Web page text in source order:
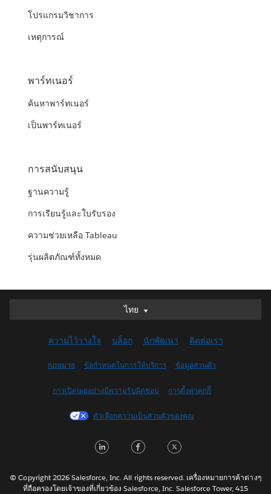
โปรแกรมวิชาการ
เหตุการณ์
พาร์ทเนอร์
ค้นหาพาร์ทเนอร์
เป็นพาร์ทเนอร์
การสนับสนุน
ฐานความรู้
การเรียนรู้และใบรับรอง
ความช่วยเหลือ Tableau
รุ่นผลิตภัณฑ์ทั้งหมด
ไทย
ไทย
English (UK)
English (US)
Français (Canada)
Français (France)
日本語
Nederlands
ความไว้วางใจ บล็อก นักพัฒนา ติดต่อเรา
กฎหมาย ข้อกำหนดในการให้บริการ ข้อมูลส่วนตัว
การเปิดเผยอย่างมีความรับผิดชอบ การตั้งค่าคุกกี้
ตัวเลือกความเป็นส่วนตัวของคุณ
n c i
© Copyright 2026 Salesforce, Inc. All rights reserved. เครื่องหมายการค้าต่างๆ
ที่ถือครองโดยเจ้าของที่เกี่ยวข้อง Salesforce, Inc. Salesforce Tower, 415